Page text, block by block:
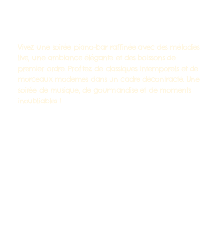
Vivez une soirée piano-bar raffinée avec des mélodies
live, une ambiance élégante et des boissons de
premier ordre. Profitez de classiques intemporels et de
morceaux modernes dans un cadre décontracté. Une
soirée de musique, de gourmandise et de moments
inoubliables !